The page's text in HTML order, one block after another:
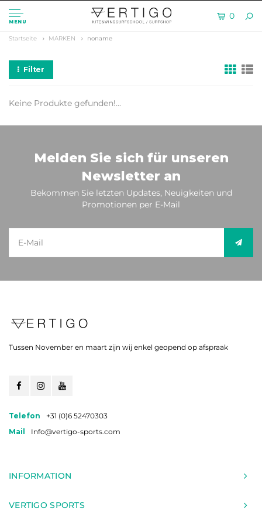
MENU
0
Startseite MARKEN noname
Filter
Keine Produkte gefunden!...
Melden Sie sich für unseren
Newsletter an
Bekommen Sie letzten Updates, Neuigkeiten und
Promotionen per E-Mail
Tussen November en maart zijn wij enkel geopend op afspraak
Telefon
+31 (0)6 52470303
Mail
Info@vertigo-sports.com
INFORMATION
VERTIGO SPORTS